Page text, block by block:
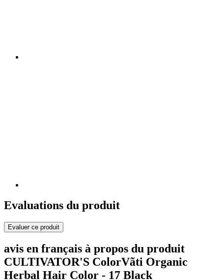
Evaluations du produit
Evaluer ce produit
avis en français à propos du produit
CULTIVATOR'S ColorVãti Organic
Herbal Hair Color - 17 Black